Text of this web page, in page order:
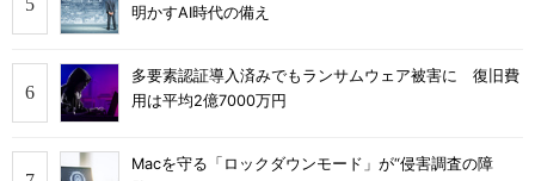
明かすAI時代の備え
多要素認証導入済みでもランサムウェア被害に 復旧費
用は平均2億7000万円
Macを守る「ロックダウンモード」が“侵害調査の障